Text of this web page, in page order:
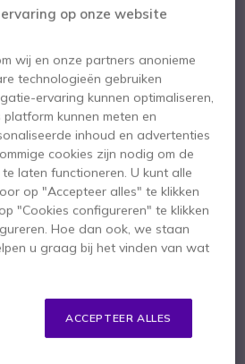
Portofoons
Mobiele telefonie
op onze website
wij en onze partners anonieme
technologieën gebruiken
ervaring kunnen optimaliseren,
kunnen meten en
inhoud en advertenties
cookies zijn nodig om de
laten functioneren. U kunt alle
op "Accepteer alles" te klikken
"Cookies configureren" te klikken
Hoe dan ook, we staan
u graag bij het vinden van wat
ACCEPTEER ALLES